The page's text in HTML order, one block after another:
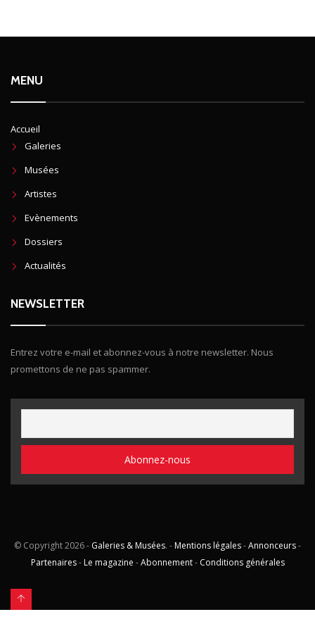
MENU
Accueil
Galeries
Musées
Artistes
Evènements
Dossiers
Actualités
NEWSLETTER
Entrez votre e-mail et abonnez-vous à notre newsletter. Nous
promettons de ne pas spammer.
© Copyright2026 - Galeries & Musées. - Mentions légales-Annonceurs-
Partenaires- Le magazine -Abonnement- Conditions générales